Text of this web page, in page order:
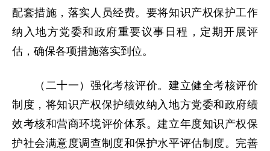
配套措施，落实人员经费。要将知识产权保护工作
纳入地方党委和政府重要议事日程，定期开展评
估，确保各项措施落实到位。
（二十一）强化考核评价。建立健全考核评价
制度，将知识产权保护绩效纳入地方党委和政府绩
效考核和营商环境评价体系。建立年度知识产权保
护社会满意度调查制度和保护水平评估制度。完善